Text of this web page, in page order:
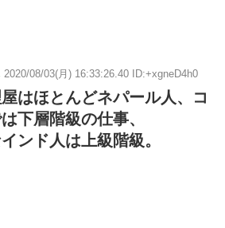
2020/08/03(月) 16:33:26.40 ID:+xgneD4h0
はほとんどネパール人、コ
下層階級の仕事、
ンド人は上級階級。